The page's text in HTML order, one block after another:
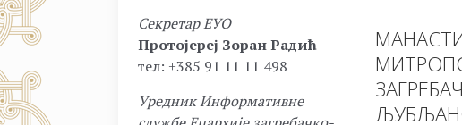
Секретар ЕУО
Протојереј Зоран Радић
тел: +385 91 11 11 498
Уредник Информативне